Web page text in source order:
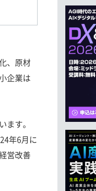
、原材
企業は
す。
年6月に
営改善